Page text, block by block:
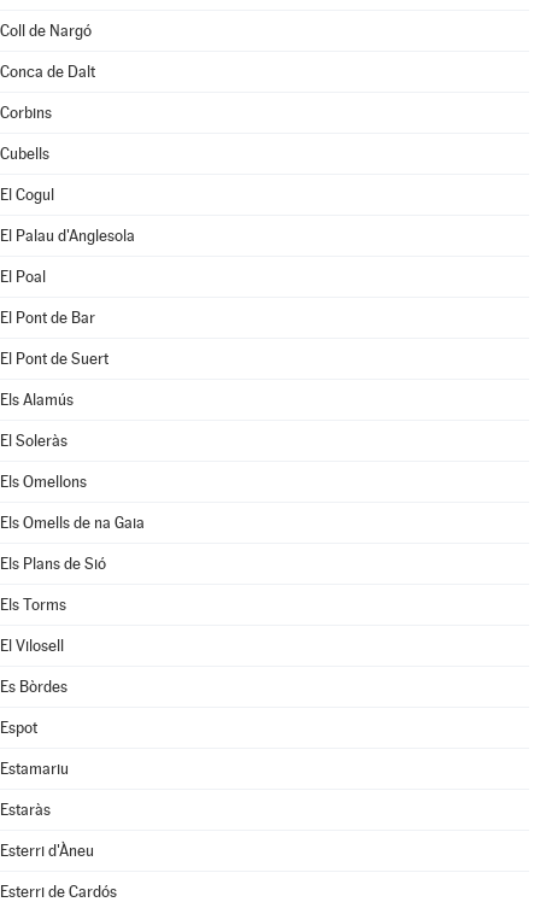
Coll de Nargó
Conca de Dalt
Corbins
Cubells
El Cogul
El Palau d'Anglesola
El Poal
El Pont de Bar
El Pont de Suert
Els Alamús
El Soleràs
Els Omellons
Els Omells de na Gaia
Els Plans de Sió
Els Torms
El Vilosell
Es Bòrdes
Espot
Estamariu
Estaràs
Esterri d'Àneu
Esterri de Cardós